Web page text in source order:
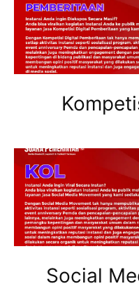
Social